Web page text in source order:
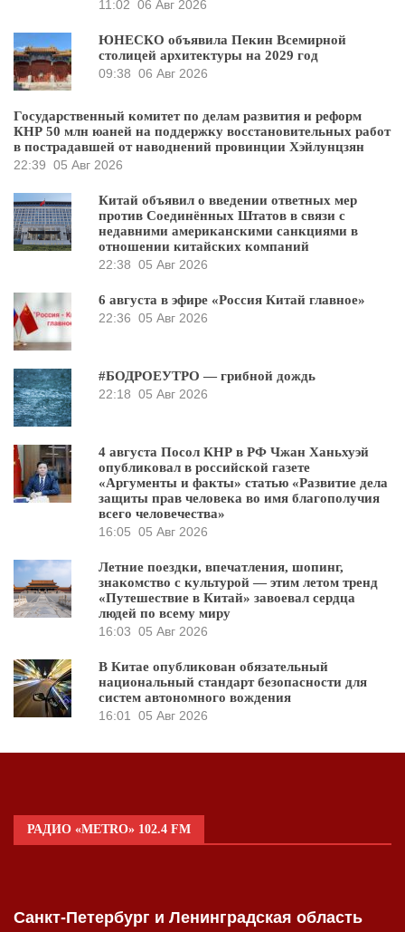
11:02 06 Авг 2026
ЮНЕСКО объявила Пекин Всемирной
столицей архитектуры на 2029 год
09:38 06 Авг 2026
Государственный комитет по делам развития и реформ
КНР 50 млн юаней на поддержку восстановительных работ
в пострадавшей от наводнений провинции Хэйлунцзян
22:39 05 Авг 2026
Китай объявил о введении ответных мер
против Соединённых Штатов в связи с
недавними американскими санкциями в
отношении китайских компаний
22:38 05 Авг 2026
6 августа в эфире «Россия Китай главное»
22:36 05 Авг 2026
#БОДРОЕУТРО — грибной дождь
22:18 05 Авг 2026
4 августа Посол КНР в РФ Чжан Ханьхуэй
опубликовал в российской газете
«Аргументы и факты» статью «Развитие дела
защиты прав человека во имя благополучия
всего человечества»
16:05 05 Авг 2026
Летние поездки, впечатления, шопинг,
знакомство с культурой — этим летом тренд
«Путешествие в Китай» завоевал сердца
людей по всему миру
16:03 05 Авг 2026
В Китае опубликован обязательный
национальный стандарт безопасности для
систем автономного вождения
16:01
05 Авг 2026
РАДИО «METRO» 102.4 FM
Санкт-Петербург и Ленинградская область